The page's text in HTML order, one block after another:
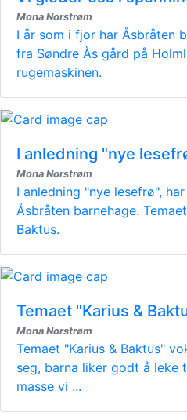
Mona Norstrøm
I år som i fjor har Åsbråten
fra Søndre Ås gård på
rugemaskinen.
I anledning "nye
Mona Norstrøm
I anledning "nye lesefrø",
Åsbråten barnehage.
Baktus.
Temaet "Karius &
Mona Norstrøm
Temaet "Karius & Baktus"
seg, barna liker godt å leke
masse vi ...